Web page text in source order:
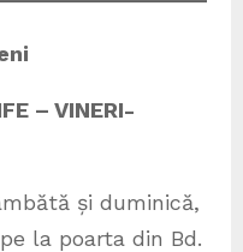
– VINERI-
și duminică,
la poarta din Bd.